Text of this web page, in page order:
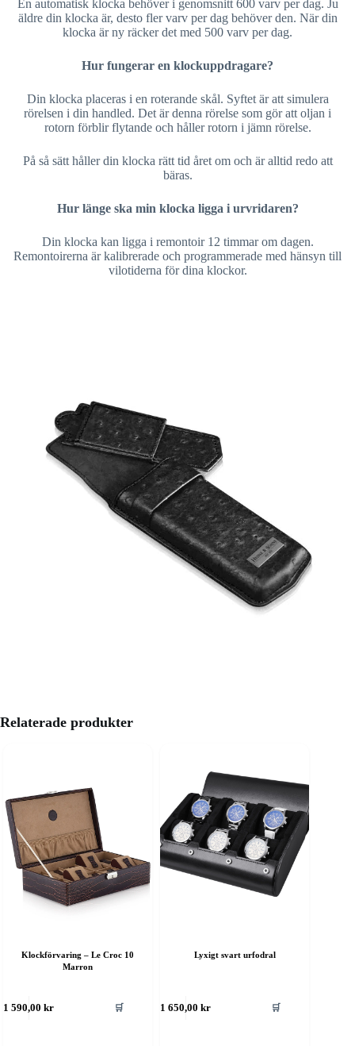
En automatisk klocka behöver i genomsnitt 600 varv per dag. Ju
äldre din klocka är, desto fler varv per dag behöver den. När din
klocka är ny räcker det med 500 varv per dag.
Hur fungerar en klockuppdragare?
Din klocka placeras i en roterande skål. Syftet är att simulera
rörelsen i din handled. Det är denna rörelse som gör att oljan i
rotorn förblir flytande och håller rotorn i jämn rörelse.
På så sätt håller din klocka rätt tid året om och är alltid redo att
bäras.
Hur länge ska min klocka ligga i urvridaren?
Din klocka kan ligga i remontoir 12 timmar om dagen.
Remontoirerna är kalibrerade och programmerade med hänsyn till
vilotiderna för dina klockor.
Relaterade produkter
Klockförvaring – Le Croc 10
Marron
1 590,00kr 🛒
Lyxigt svart urfodral
1 650,00kr 🛒